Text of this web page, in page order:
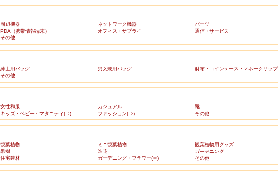
周辺機器 ネットワーク機器 パーツ
PDA（携帯情報端末） オフィス・サプライ 通信・サービス
その他
紳士用バッグ 男女兼用バッグ 財布・コインケース・マネークリップ
その他
女性和服 カジュアル 靴
キッズ・ベビー・マタニティ(⇒) ファッション(⇒) その他
観葉植物 ミニ観葉植物 観葉植物用グッズ
果樹 造花 ガーデニング
住宅建材 ガーデニング・フラワー(⇒) その他